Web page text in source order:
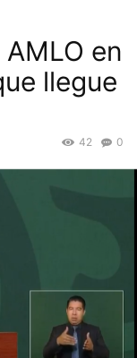
en
llegue
0
42